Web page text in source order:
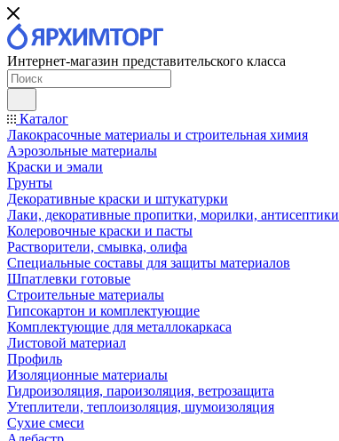
Интернет-магазин представительского класса
Каталог
Лакокрасочные материалы и строительная химия
Аэрозольные материалы
Краски и эмали
Грунты
Декоративные краски и штукатурки
Лаки, декоративные пропитки, морилки, антисептики
Колеровочные краски и пасты
Растворители, смывка, олифа
Специальные составы для защиты материалов
Шпатлевки готовые
Строительные материалы
Гипсокартон и комплектующие
Комплектующие для металлокаркаса
Листовой материал
Профиль
Изоляционные материалы
Гидроизоляция, пароизоляция, ветрозащита
Утеплители, теплоизоляция, шумоизоляция
Сухие смеси